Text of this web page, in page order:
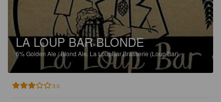
LA LOUP BAR BLONDE
6%Golden Ale / Blond Ale. La LoupBar Brasserie (Loup Bar).
3.0